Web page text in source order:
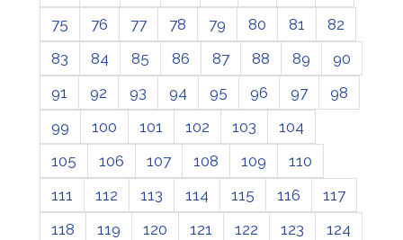
75 76 77 78 79 80 81
82
83
84 85 86 87 88 89
90
91
92 93 94 95 96 97
98
99
100 101 102 103
104
105
106 107 108 109
110
111
112 113 114 115 116
117
118
119 120 121 122 123
124